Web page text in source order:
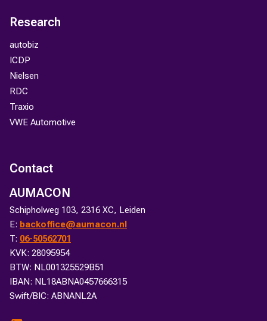
Research
autobiz
ICDP
Nielsen
RDC
Traxio
VWE Automotive
Contact
AUMACON
Schipholweg 103, 2316 XC, Leiden
E: backoffice@aumacon.nl
T: 06-50562701
KVK: 28095954
BTW: NL001325529B51
IBAN: NL18ABNA0457666315
Swift/BIC: ABNANL2A